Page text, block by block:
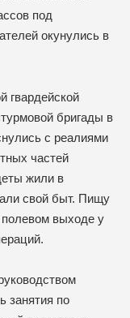
под
окунулись в
гвардейской
бригады в
с реалиями
частей
жили в
свой быт. Пищу
полевом выходе у
занятия по